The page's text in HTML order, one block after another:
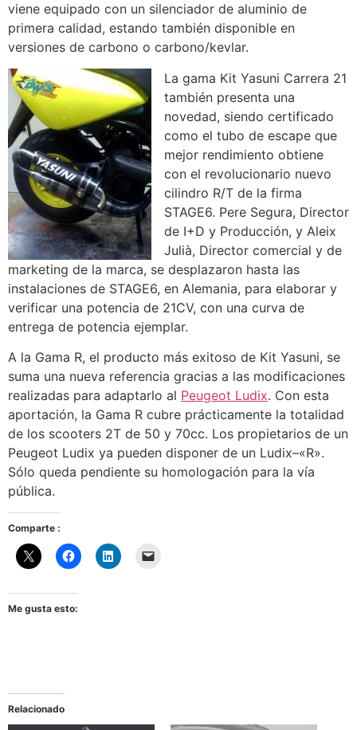
viene equipado con un silenciador de aluminio de
primera calidad, estando también disponible en
versiones de carbono o carbono/kevlar.
La gama Kit Yasuni Carrera 21
también presenta una
novedad, siendo certificado
como el tubo de escape que
mejor rendimiento obtiene
con el revolucionario nuevo
cilindro R/T de la firma
STAGE6. Pere Segura, Director
de I+D y Producción, y Aleix
Julià, Director comercial y de
marketing de la marca, se desplazaron hasta las
instalaciones de STAGE6, en Alemania, para elaborar y
verificar una potencia de 21CV, con una curva de
entrega de potencia ejemplar.
A la Gama R, el producto más exitoso de Kit Yasuni, se
suma una nueva referencia gracias a las modificaciones
realizadas para adaptarlo al Peugeot Ludix. Con esta
aportación, la Gama R cubre prácticamente la totalidad
de los scooters 2T de 50 y 70cc. Los propietarios de un
Peugeot Ludix ya pueden disponer de un Ludix–«R».
Sólo queda pendiente su homologación para la vía
pública.
Comparte :
Me gusta esto:
Relacionado